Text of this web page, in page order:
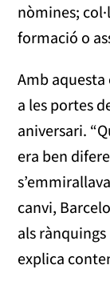
nòmines;
formació o
Amb aquesta
a les portes
aniversari.
era ben
canvi,
als
explica